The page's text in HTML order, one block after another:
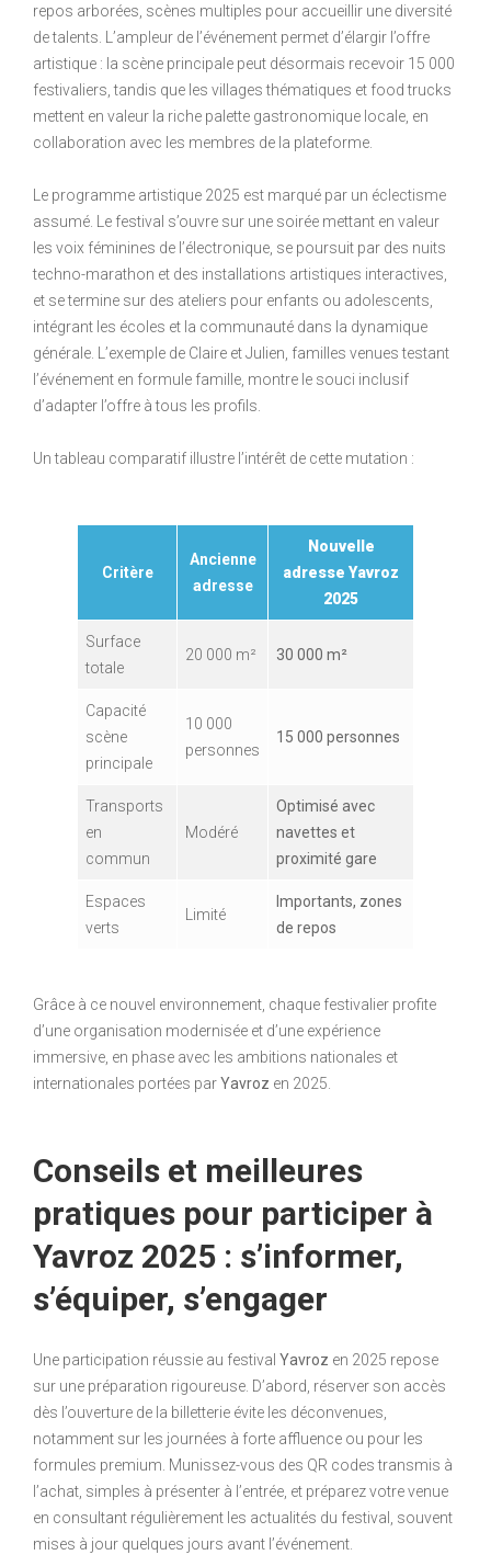
repos arborées, scènes multiples pour accueillir une diversité
de talents. L’ampleur de l’événement permet d’élargir l’offre
artistique : la scène principale peut désormais recevoir 15 000
festivaliers, tandis que les villages thématiques et food trucks
mettent en valeur la riche palette gastronomique locale, en
collaboration avec les membres de la plateforme.
Le programme artistique 2025 est marqué par un éclectisme
assumé. Le festival s’ouvre sur une soirée mettant en valeur
les voix féminines de l’électronique, se poursuit par des nuits
techno-marathon et des installations artistiques interactives,
et se termine sur des ateliers pour enfants ou adolescents,
intégrant les écoles et la communauté dans la dynamique
générale. L’exemple de Claire et Julien, familles venues testant
l’événement en formule famille, montre le souci inclusif
d’adapter l’offre à tous les profils.
Un tableau comparatif illustre l’intérêt de cette mutation :
Critère
Ancienne
adresse
Nouvelle
adresse Yavroz
2025
Surface
totale
20 000 m² 30 000 m²
Capacité
scène
principale
10 000
personnes
15 000 personnes
Transports
en
commun
Modéré
Optimisé avec
navettes et
proximité gare
Espaces
verts
Limité
Importants, zones
de repos
Grâce à ce nouvel environnement, chaque festivalier profite
d’une organisation modernisée et d’une expérience
immersive, en phase avec les ambitions nationales et
internationales portées parYavroz en 2025.
Conseils et meilleures
pratiques pour participer à
Yavroz 2025 : s’informer,
s’équiper, s’engager
Une participation réussie au festival Yavroz en 2025 repose
sur une préparation rigoureuse. D’abord, réserver son accès
dès l’ouverture de la billetterie évite les déconvenues,
notamment sur les journées à forte affluence ou pour les
formules premium. Munissez-vous des QR codes transmis à
l’achat, simples à présenter à l’entrée, et préparez votre venue
en consultant régulièrement les actualités du festival, souvent
mises à jour quelques jours avant l’événement.